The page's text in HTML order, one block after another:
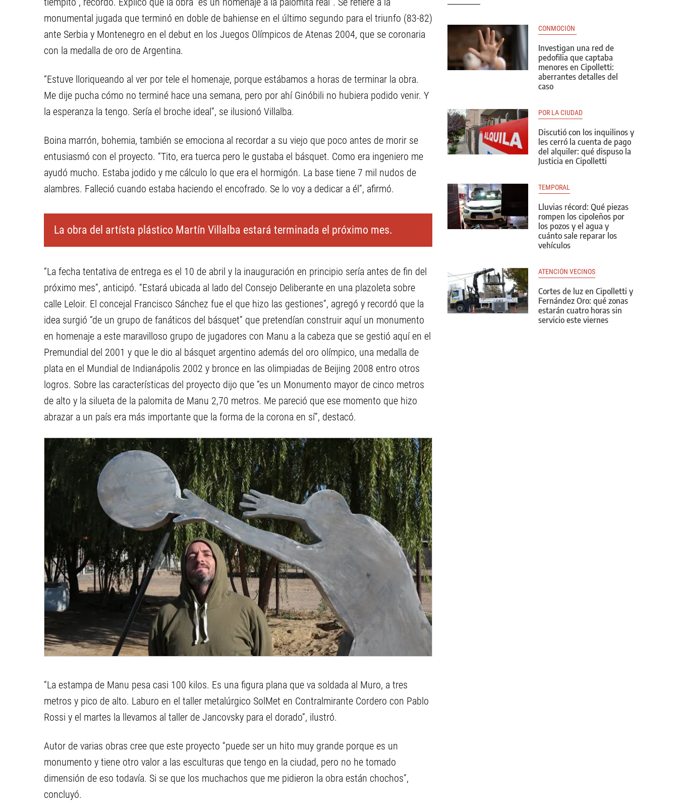
monumental jugada que terminó en doble de bahiense en el último segundo para el triunfo (83-82)
ante Serbia y Montenegro en el debut en los Juegos Olímpicos de Atenas 2004, que se coronaria
con la medalla de oro de Argentina.
“Estuve lloriqueando al ver por tele el homenaje, porque estábamos a horas de terminar la obra.
Me dije pucha cómo no terminé hace una semana, pero por ahí Ginóbili no hubiera podido venir. Y
la esperanza la tengo. Sería el broche ideal”, se ilusionó Villalba.
Boina marrón, bohemia, también se emociona al recordar a su viejo que poco antes de morir se
entusiasmó con el proyecto. “Tito, era tuerca pero le gustaba el básquet. Como era ingeniero me
ayudó mucho. Estaba jodido y me cálculo lo que era el hormigón. La base tiene 7 mil nudos de
alambres. Falleció cuando estaba haciendo el encofrado. Se lo voy a dedicar a él”, afirmó.
La obra del artísta plástico Martín Villalba estará terminada el próximo mes.
“La fecha tentativa de entrega es el 10 de abril y la inauguración en principio sería antes de fin del
próximo mes”, anticipó. “Estará ubicada al lado del Consejo Deliberante en una plazoleta sobre
calle Leloir. El concejal Francisco Sánchez fue el que hizo las gestiones”, agregó y recordó que la
idea surgió “de un grupo de fanáticos del básquet” que pretendían construir aquí un monumento
en homenaje a este maravilloso grupo de jugadores con Manu a la cabeza que se gestió aquí en el
Premundial del 2001 y que le dio al básquet argentino además del oro olímpico, una medalla de
plata en el Mundial de Indianápolis 2002 y bronce en las olimpiadas de Beijing 2008 entro otros
logros. Sobre las características del proyecto dijo que “es un Monumento mayor de cinco metros
de alto y la silueta de la palomita de Manu 2,70 metros. Me pareció que ese momento que hizo
abrazar a un país era más importante que la forma de la corona en sí”, destacó.
“La estampa de Manu pesa casi 100 kilos. Es una figura plana que va soldada al Muro, a tres
metros y pico de alto. Laburo en el taller metalúrgico SolMet en Contralmirante Cordero con Pablo
Rossi y el martes la llevamos al taller de Jancovsky para el dorado”, ilustró.
Autor de varias obras cree que este proyecto “puede ser un hito muy grande porque es un
monumento y tiene otro valor a las esculturas que tengo en la ciudad, pero no he tomado
dimensión de eso todavía. Si se que los muchachos que me pidieron la obra están chochos”,
concluyó.
CONMOCIÓN
Investigan una red de
pedofilia que captaba
menores en Cipolletti:
aberrantes detalles del
caso
POR LA CIUDAD
Discutió con los inquilinos y
les cerró la cuenta de pago
del alquiler: qué dispuso la
Justicia en Cipolletti
TEMPORAL
Lluvias récord: Qué piezas
rompen los cipoleños por
los pozos y el agua y
cuánto sale reparar los
vehículos
ATENCIÓN VECINOS
Cortes de luz en Cipolletti y
Fernández Oro: qué zonas
estarán cuatro horas sin
servicio este viernes